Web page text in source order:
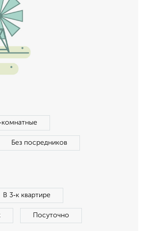
Без посредников
В 3‑к квартире
Посуточно